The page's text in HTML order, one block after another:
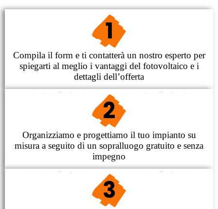
1
Compila il form e ti contatterà un nostro esperto per
spiegarti al meglio i vantaggi del fotovoltaico e i
dettagli dell’offerta
2
Organizziamo e progettiamo il tuo impianto su
misura a seguito di un sopralluogo gratuito e senza
impegno
3